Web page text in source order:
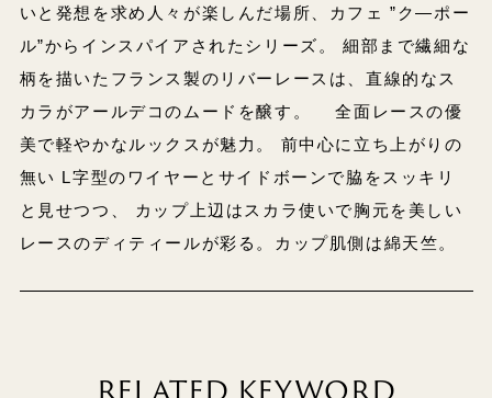
いと発想を求め人々が楽しんだ場所、カフェ ”ク―ポー
ル”からインスパイアされたシリーズ。 細部まで繊細な
柄を描いたフランス製のリバーレースは、直線的なス
カラがアールデコのムードを醸す。 全面レースの優
美で軽やかなルックスが魅力。 前中心に立ち上がりの
無い L字型のワイヤーとサイドボーンで脇をスッキリ
と見せつつ、 カップ上辺はスカラ使いで胸元を美しい
レースのディティールが彩る。カップ肌側は綿天竺。